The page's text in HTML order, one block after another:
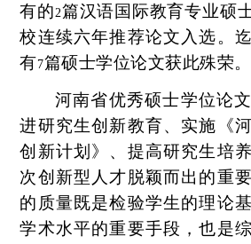
有的 2篇汉语国际教育专业硕
校连续六年推荐论文入选。
有7篇硕士学位论文获此殊荣。
河南省优秀硕士学位论
进研究生创新教育、实施《
创新计划》、提高研究生培
次创新型人才脱颖而出的重
的质量既是检验学生的理论
学术水平的重要手段，也是